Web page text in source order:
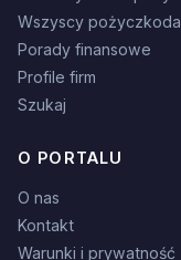
Wszyscy
Porady finansowe
Profile firm
Szukaj
O PORTALU
O nas
Kontakt
Warunki i prywatność